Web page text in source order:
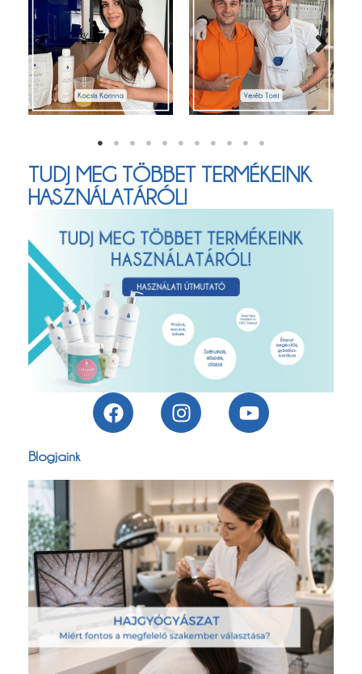
TUDJ MEG TÖBBET TERMÉKEINK
HASZNÁLATÁRÓL!
Blogjaink